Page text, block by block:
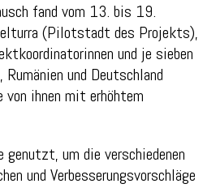
fand vom 13. bis 19.
(Pilotstadt des Projekts),
und je sieben
und Deutschland
von ihnen mit erhöhtem
genutzt, um die verschiedenen
und Verbesserungsvorschläge